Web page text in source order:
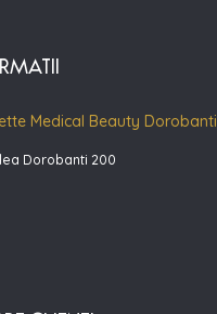
Medical Beauty Dorobanti
Dorobanti 200